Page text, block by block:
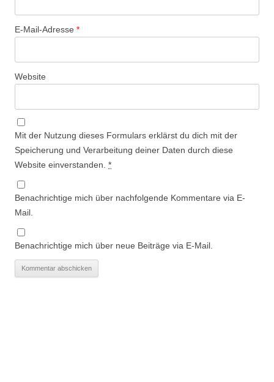
E-Mail-Adresse *
Website
Mit der Nutzung dieses Formulars erklärst du dich mit der
Speicherung und Verarbeitung deiner Daten durch diese
Website einverstanden. *
Benachrichtige mich über nachfolgende Kommentare via E-
Mail.
Benachrichtige mich über neue Beiträge via E-Mail.